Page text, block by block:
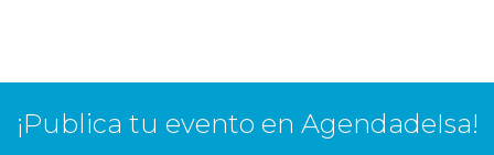
¡Publica tu evento en AgendadeIsa!